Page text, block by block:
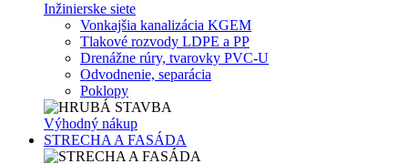
Inžinierske siete
Vonkajšia kanalizácia KGEM
Tlakové rozvody LDPE a PP
Drenážne rúry, tvarovky PVC-U
Odvodnenie, separácia
Poklopy
Výhodný nákup
STRECHA A FASÁDA